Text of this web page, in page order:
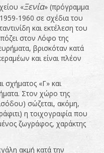
«Ξενία» (πρόγραμμα
1960 σε σχέδια του
και εκτέλεση του
στον Λόφο της
βρισκόταν κατά
και είναι πλέον
σχήματος «Γ» και
Στον χώρο της
σώζεται, ακόμη,
η τοιχογραφία που
ζωγράφος, χαράκτης
ακμή κατά την